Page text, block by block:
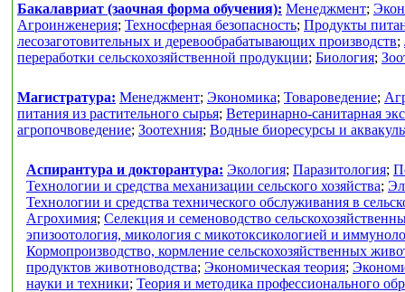
Бакалавриат (заочная форма обучения): Менеджмент;
Агроинженерия; Техносферная безопасность; Продукты
лесозаготовительных и деревообрабатывающих производств;
переработки сельскохозяйственной продукции; Биология;
Магистратура: Менеджмент; Экономика; Товароведение;
питания из растительного сырья; Ветеринарно-санитарная
агропочвоведение; Зоотехния; Водные биоресурсы и
Аспирантура и докторантура: Экология; Паразитология;
Технологии и средства механизации сельского хозяйства;
Технологии и средства технического обслуживания в
Агрохимия; Селекция и семеноводство
эпизоотология, микология с микотоксикологией и
Кормопроизводство, кормление сельскохозяйственных
продуктов животноводства; Экономическая теория;
науки и техники; Теория и методика профессионального